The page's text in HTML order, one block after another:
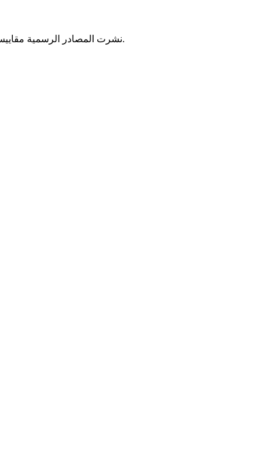
نشرت المصادر الرسمية مقاييس الأمطار التي تهاطلت خلال الـ24 ساعة الماضية، وأوضحت هذه المقاييس تسجيل تساقطات مطرية على 146 بلدة توزعت بين ثماني ولايات.